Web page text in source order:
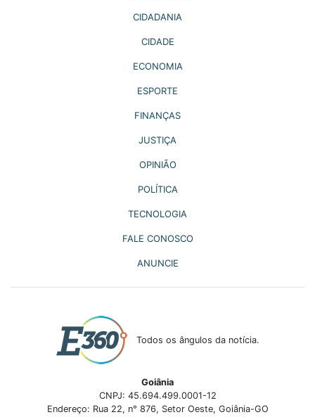
CIDADANIA
CIDADE
ECONOMIA
ESPORTE
FINANÇAS
JUSTIÇA
OPINIÃO
POLÍTICA
TECNOLOGIA
FALE CONOSCO
ANUNCIE
Todos os ângulos da notícia.
Goiânia
CNPJ: 45.694.499.0001-12
Endereço: Rua 22, n° 876, Setor Oeste, Goiânia-GO